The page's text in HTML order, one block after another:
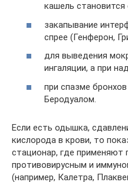
кашель становится
закапывание
спрее (Генферон,
для выведения
ингаляции, а при
при спазме
Беродуалом.
Если есть одышка,
кислорода в крови, то
стационар, где применяют
противовирусным и
(например, Калетра,